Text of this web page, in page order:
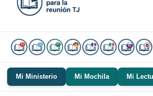
contenido
Mi Ministerio Mi Mochila Mi